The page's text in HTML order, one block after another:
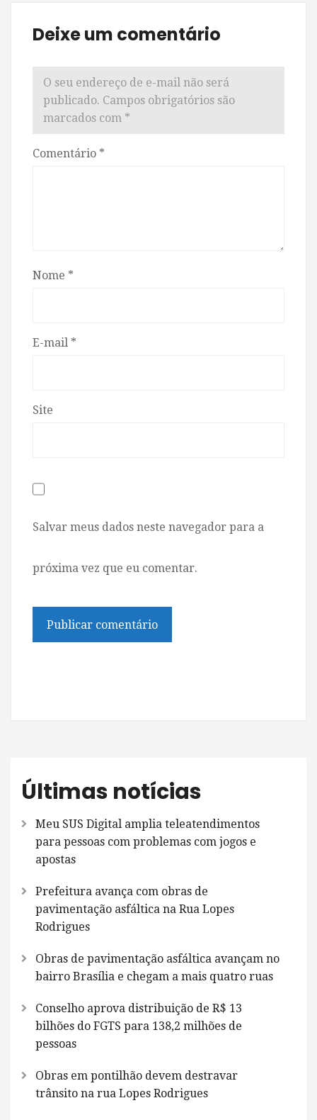
Deixe um comentário
O seu endereço de e-mail não será
publicado. Campos obrigatórios são
marcados com *
Comentário *
Nome *
E-mail *
Site
Salvar meus dados neste navegador para a
próxima vez que eu comentar.
Últimas notícias
Meu SUS Digital amplia teleatendimentos
para pessoas com problemas com jogos e
apostas
Prefeitura avança com obras de
pavimentação asfáltica na Rua Lopes
Rodrigues
Obras de pavimentação asfáltica avançam no
bairro Brasília e chegam a mais quatro ruas
Conselho aprova distribuição de R$ 13
bilhões do FGTS para 138,2 milhões de
pessoas
Obras em pontilhão devem destravar
trânsito na rua Lopes Rodrigues